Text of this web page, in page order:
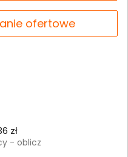
ofertowe
zł
- oblicz